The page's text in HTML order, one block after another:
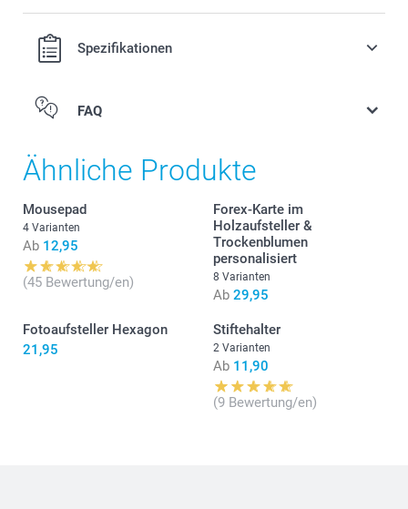
Spezifikationen
FAQ
Ähnliche Produkte
Mousepad
4 Varianten
Ab 12,95
(45 Bewertung/en)
Forex-Karte im
Holzaufsteller &
Trockenblumen
personalisiert
8 Varianten
Ab 29,95
Fotoaufsteller Hexagon
21,95
Stiftehalter
2 Varianten
Ab 11,90
(9 Bewertung/en)